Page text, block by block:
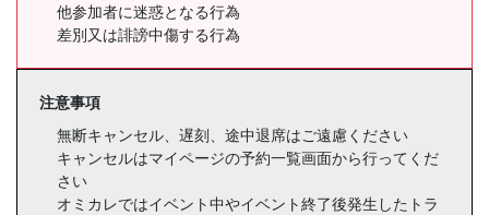
他参加者に迷惑となる行為
差別又は誹謗中傷する行為
注意事項
無断キャンセル、遅刻、途中退席はご遠慮ください
キャンセルはマイページの予約一覧画面から行ってくだ
さい
オミカレではイベント中やイベント終了後発生したトラ